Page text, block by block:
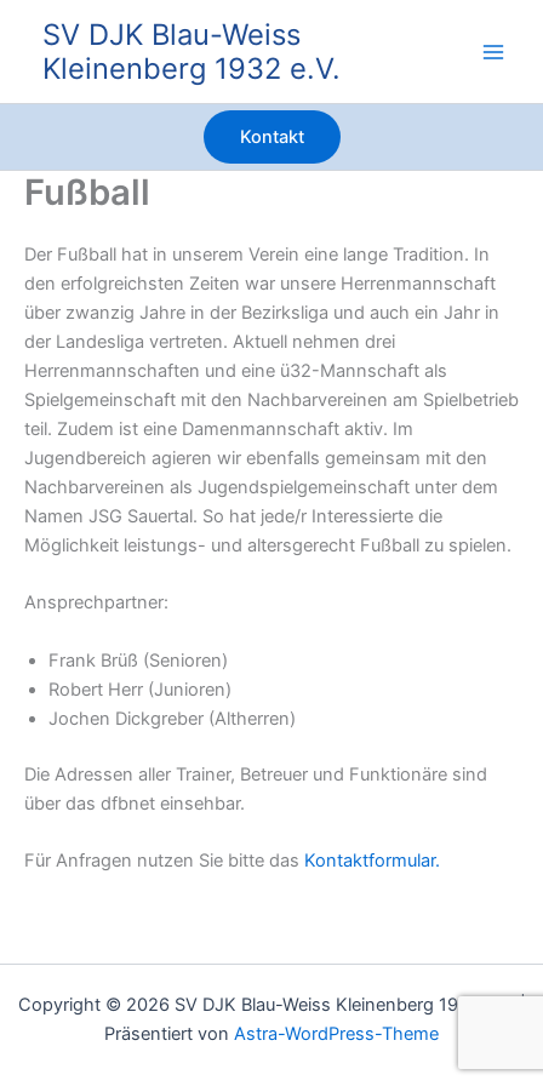
Inhalt
springen
SV DJK Blau-Weiss
Kleinenberg 1932 e.V.
Kontakt
Fußball
Der Fußball hat in unserem Verein eine lange Tradition. In
den erfolgreichsten Zeiten war unsere Herrenmannschaft
über zwanzig Jahre in der Bezirksliga und auch ein Jahr in
der Landesliga vertreten. Aktuell nehmen drei
Herrenmannschaften und eine ü32-Mannschaft als
Spielgemeinschaft mit den Nachbarvereinen am Spielbetrieb
teil. Zudem ist eine Damenmannschaft aktiv. Im
Jugendbereich agieren wir ebenfalls gemeinsam mit den
Nachbarvereinen als Jugendspielgemeinschaft unter dem
Namen JSG Sauertal. So hat jede/r Interessierte die
Möglichkeit leistungs- und altersgerecht Fußball zu spielen.
Ansprechpartner:
Frank Brüß (Senioren)
Robert Herr (Junioren)
Jochen Dickgreber (Altherren)
Die Adressen aller Trainer, Betreuer und Funktionäre sind
über das dfbnet einsehbar.
Für Anfragen nutzen Sie bitte das Kontaktformular.
Copyright © 2026 SV DJK Blau-Weiss Kleinenberg 1932 e.V. |
Präsentiert von Astra-WordPress-Theme